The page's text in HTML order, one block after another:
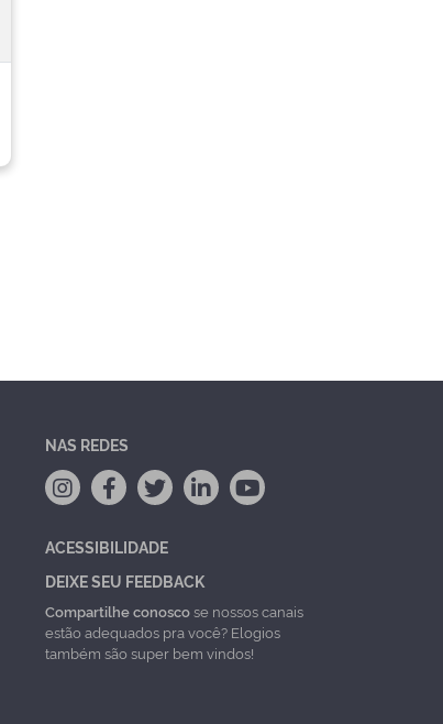
NAS REDES
ACESSIBILIDADE
DEIXE SEU FEEDBACK
Compartilhe conoscose nossos canais
estão adequados pra você? Elogios
também são super bem vindos!